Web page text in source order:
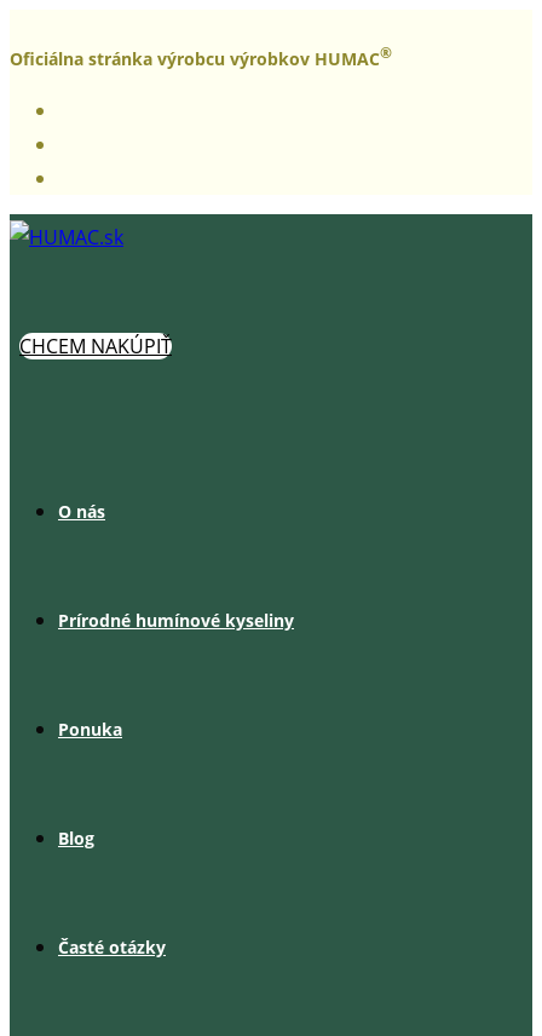
to
Oficiálna stránka výrobcu výrobkov HUMAC®
CHCEM NAKÚPIŤ
O nás
Prírodné humínové kyseliny
Ponuka
Blog
Časté otázky